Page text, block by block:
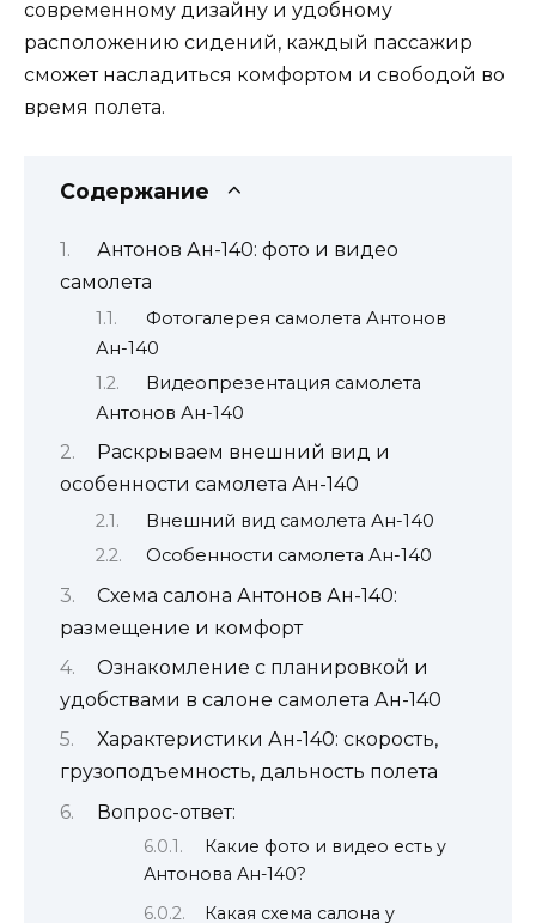
современному дизайну и удобному
расположению сидений, каждый пассажир
сможет насладиться комфортом и свободой во
время полета.
Содержание
Антонов Ан-140: фото и видео
самолета
Фотогалерея самолета Антонов
Ан-140
Видеопрезентация самолета
Антонов Ан-140
Раскрываем внешний вид и
особенности самолета Ан-140
Внешний вид самолета Ан-140
Особенности самолета Ан-140
Схема салона Антонов Ан-140:
размещение и комфорт
Ознакомление с планировкой и
удобствами в салоне самолета Ан-140
Характеристики Ан-140: скорость,
грузоподъемность, дальность полета
Вопрос-ответ:
Какие фото и видео есть у
Антонова Ан-140?
Какая схема салона у